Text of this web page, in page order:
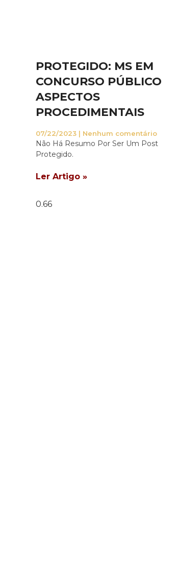
PROTEGIDO: MS EM
CONCURSO PÚBLICO
ASPECTOS
PROCEDIMENTAIS
07/22/2023 Nenhum comentário
Não Há Resumo Por Ser Um Post
Protegido.
Ler Artigo »